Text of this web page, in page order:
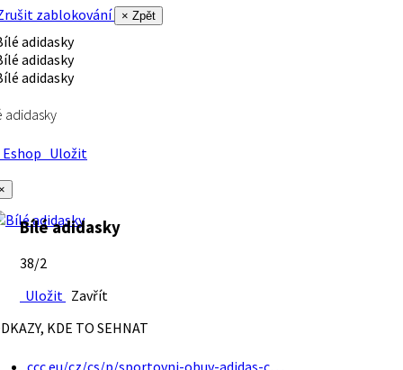
zablokování
× Zpět
adidasky
Uložit
Bílé adidasky
38/2
Uložit Zavřít
KDE TO SEHNAT
ccc.eu/cz/cs/p/sportovni-obuv-adidas-c…